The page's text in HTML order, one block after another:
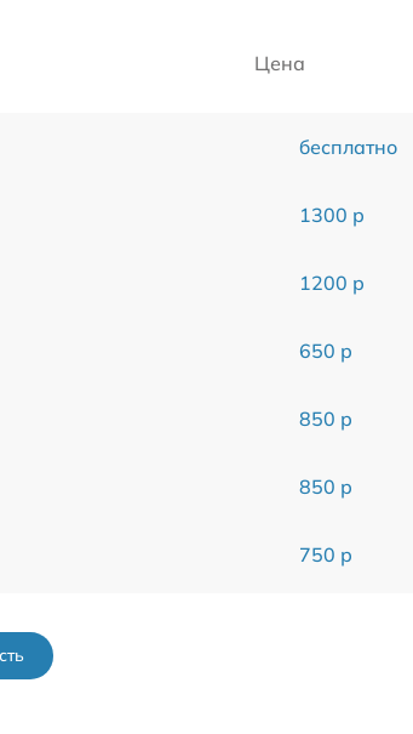
Цена
бесплатно
1300 р
1200 р
650 р
850 р
850 р
750 р